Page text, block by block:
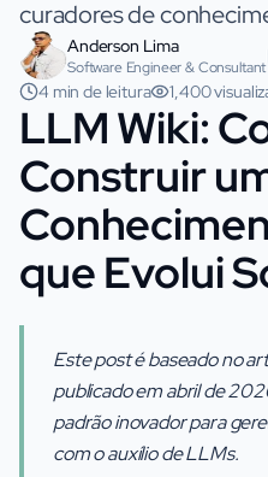
curadores de
Anderson Lima
Software Engineer & Consultant
4 min de leitura
1,400
LLM Wiki:
Construir
que Evolui
Este post é baseado no
publicado em abril de
padrão inovador para
com o auxílio de LLMs.